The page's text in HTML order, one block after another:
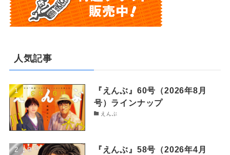
人気記事
『えんぶ』60号（2026年8月
号）ラインナップ
えんぶ
『えんぶ』58号（2026年4月